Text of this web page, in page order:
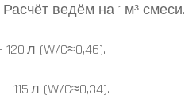
ведём на 1 м³ смеси.
л (W/C≈0,46).
л (W/C≈0,34).